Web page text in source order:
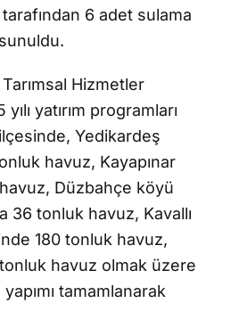
6 adet sulama
Hizmetler
yatırım programları
Yedikardeş
havuz, Kayapınar
Düzbahçe köyü
36 tonluk havuz, Kavallı
180 tonluk havuz,
havuz olmak üzere
tamamlanarak